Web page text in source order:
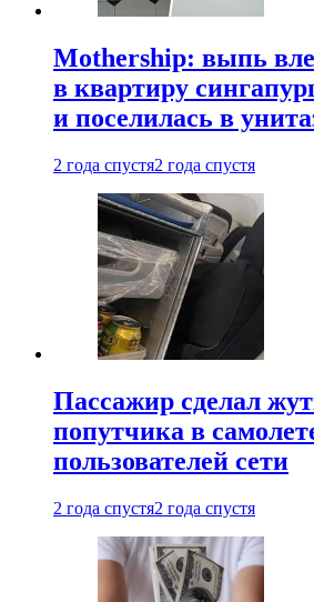
Mothership: выпь
в квартиру
и поселилась в
2 года спустя2 года спустя
Пассажир сделал
попутчика в
пользователей сети
2 года спустя2 года спустя